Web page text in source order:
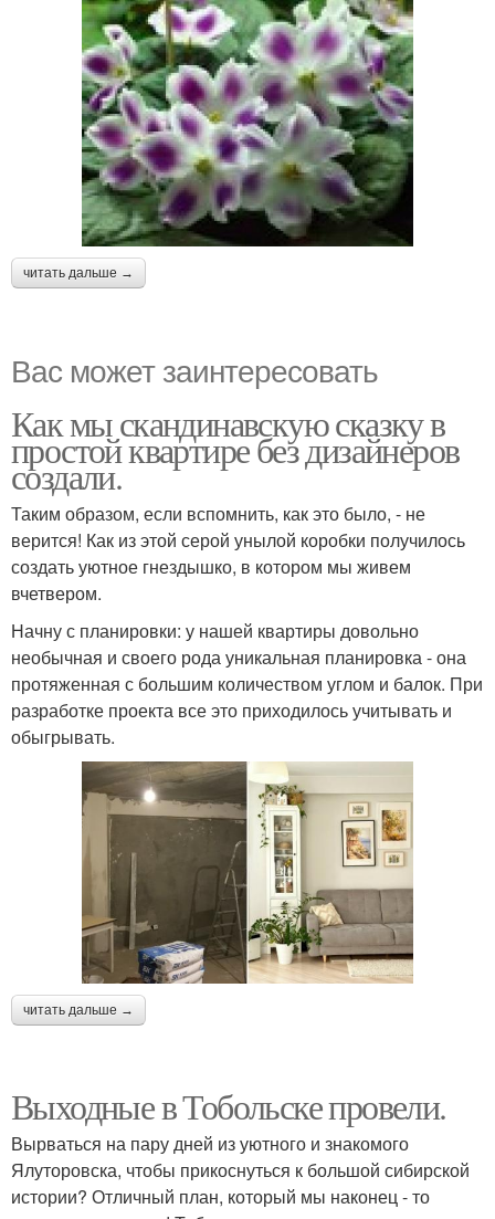
читать дальше →
Вас может заинтересовать
Как мы скандинавскую сказку в
простой квартире без дизайнеров
создали.
Таким образом, если вспомнить, как это было, - не
верится! Как из этой серой унылой коробки получилось
создать уютное гнездышко, в котором мы живем
вчетвером.
Начну с планировки: у нашей квартиры довольно
необычная и своего рода уникальная планировка - она
протяженная с большим количеством углом и балок. При
разработке проекта все это приходилось учитывать и
обыгрывать.
читать дальше →
Выходные в Тобольске провели.
Вырваться на пару дней из уютного и знакомого
Ялуторовска, чтобы прикоснуться к большой сибирской
истории? Отличный план, который мы наконец - то